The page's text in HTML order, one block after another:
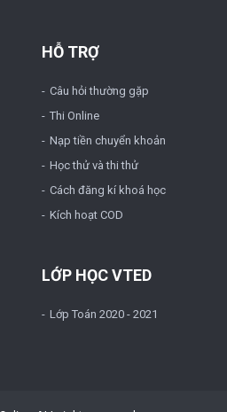
HỖ TRỢ
Câu hỏi thường gặp
Thi Online
Nạp tiền chuyển khoản
Học thử và thi thử
Cách đăng kí khoá học
Kích hoạt COD
LỚP HỌC VTED
Lớp Toán 2020 - 2021